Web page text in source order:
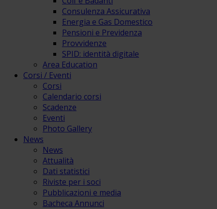
Consulenza Assicurativa
Energia e Gas Domestico
Pensioni e Previdenza
Provvidenze
SPID: identità digitale
Area Education
Corsi / Eventi
Corsi
Calendario corsi
Scadenze
Eventi
Photo Gallery
News
News
Attualità
Dati statistici
Riviste per i soci
Pubblicazioni e media
Bacheca Annunci